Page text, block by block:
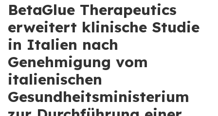
BetaGlue Therapeutics
erweitert klinische Studie
in Italien nach
Genehmigung vom
italienischen
Gesundheitsministerium